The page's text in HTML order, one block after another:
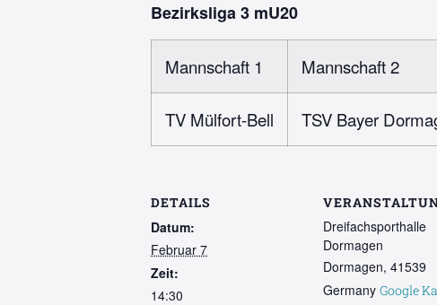
Bezirksliga 3 mU20
Mannschaft 1 Mannschaft 2
TV Mülfort-Bell TSV Bayer
DETAILS
Datum:
Februar 7
Zeit:
14:30
Dreifachsporthalle
Dormagen
Dormagen, 41539
Germany Google